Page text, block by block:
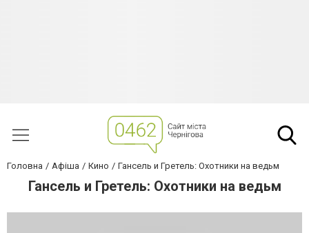
Головна Афіша Кино Гансель и Гретель: Охотники на ведьм
Гансель и Гретель: Охотники на ведьм